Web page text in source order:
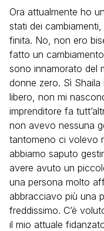
Ora attualmente ho
stati dei
finita. No, non ero
fatto un
sono innamorato del
donne zero. Sì
libero, non mi
imprenditore fa
non avevo nessuna
tantomeno ci volevo
abbiamo saputo
avere avuto un
una persona molto
abbracciavo più una
freddissimo. C’è
il mio attuale